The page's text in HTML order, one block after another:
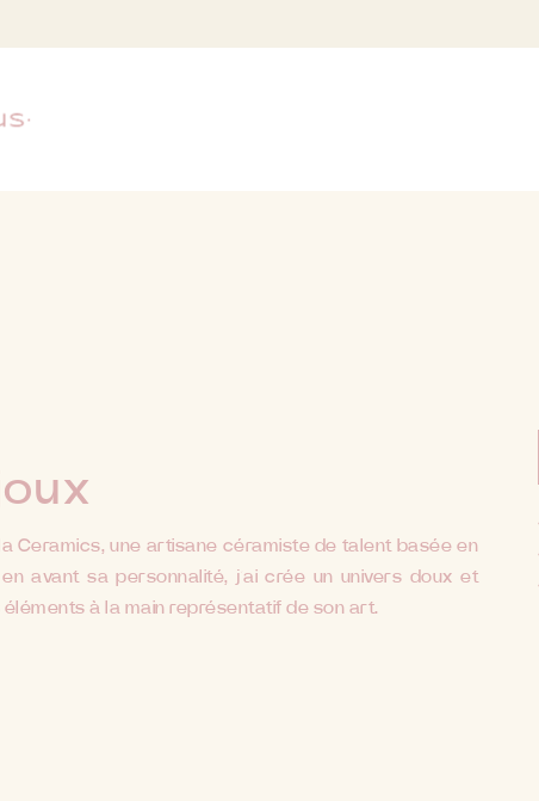
Ceramics, une artisane céramiste de talent basée en
avant sa personnalité, j’ai crée un univers doux et
à la main représentatif de son art.